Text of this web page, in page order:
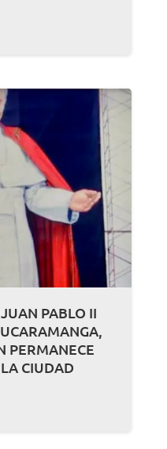
PABLO II
PERMANECE
CIUDAD